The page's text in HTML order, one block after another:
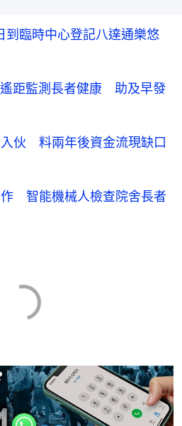
臨時中心登記八達通樂悠
距監測長者健康 助及早發
伙 料兩年後資金流現缺口
智能機械人檢查院舍長者